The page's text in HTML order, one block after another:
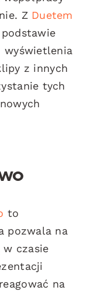
Z Duetem
wyświetlenia
z innych
tych
to
pozwala na
czasie
na